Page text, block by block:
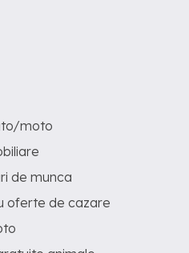
moto
de munca
oferte de cazare